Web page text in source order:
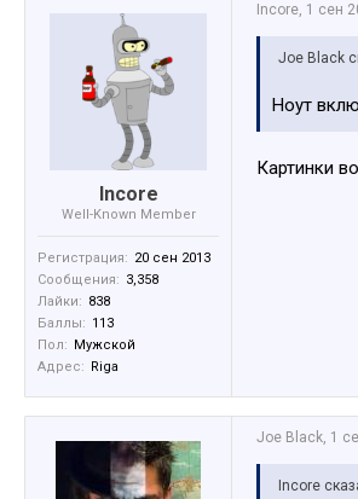
Incore
Well-Known Member
Регистрация: 20 сен 2013
Сообщения: 3,358
Лайки: 838
Баллы: 113
Пол: Мужской
Адрес: Riga
Incore, 1 сен
Joe Black
Ноут
Картинки
Joe Black, 1
Incore